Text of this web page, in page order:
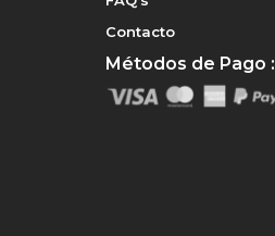
Contacto
Métodos de Pago :